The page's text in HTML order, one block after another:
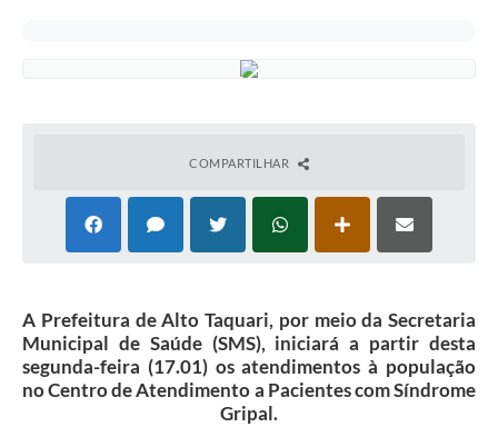
COMPARTILHAR
A Prefeitura de Alto Taquari, por meio da Secretaria
Municipal de Saúde (SMS), iniciará a partir desta
segunda-feira (17.01) os atendimentos à população
no Centro de Atendimento a Pacientes com Síndrome
Gripal.